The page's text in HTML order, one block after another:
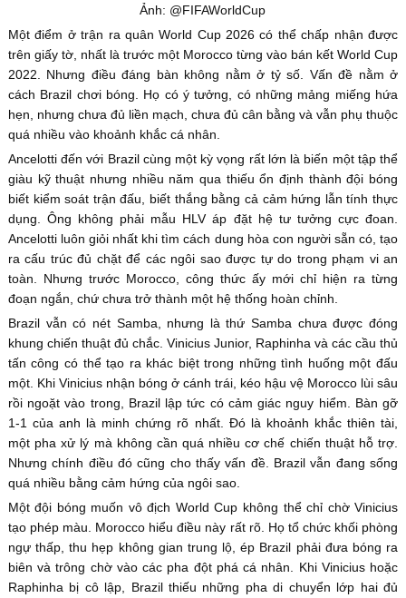
Ảnh: @FIFAWorldCup
Một điểm ở trận ra quân World Cup 2026 có thể chấp nhận được
trên giấy tờ, nhất là trước một Morocco từng vào bán kết World Cup
2022. Nhưng điều đáng bàn không nằm ở tỷ số. Vấn đề nằm ở
cách Brazil chơi bóng. Họ có ý tưởng, có những mảng miếng hứa
hẹn, nhưng chưa đủ liền mạch, chưa đủ cân bằng và vẫn phụ thuộc
quá nhiều vào khoảnh khắc cá nhân.
Ancelotti đến với Brazil cùng một kỳ vọng rất lớn là biến một tập thể
giàu kỹ thuật nhưng nhiều năm qua thiếu ổn định thành đội bóng
biết kiểm soát trận đấu, biết thắng bằng cả cảm hứng lẫn tính thực
dụng. Ông không phải mẫu HLV áp đặt hệ tư tưởng cực đoan.
Ancelotti luôn giỏi nhất khi tìm cách dung hòa con người sẵn có, tạo
ra cấu trúc đủ chặt để các ngôi sao được tự do trong phạm vi an
toàn. Nhưng trước Morocco, công thức ấy mới chỉ hiện ra từng
đoạn ngắn, chứ chưa trở thành một hệ thống hoàn chỉnh.
Brazil vẫn có nét Samba, nhưng là thứ Samba chưa được đóng
khung chiến thuật đủ chắc. Vinicius Junior, Raphinha và các cầu thủ
tấn công có thể tạo ra khác biệt trong những tình huống một đấu
một. Khi Vinicius nhận bóng ở cánh trái, kéo hậu vệ Morocco lùi sâu
rồi ngoặt vào trong, Brazil lập tức có cảm giác nguy hiểm. Bàn gỡ
1-1 của anh là minh chứng rõ nhất. Đó là khoảnh khắc thiên tài,
một pha xử lý mà không cần quá nhiều cơ chế chiến thuật hỗ trợ.
Nhưng chính điều đó cũng cho thấy vấn đề. Brazil vẫn đang sống
quá nhiều bằng cảm hứng của ngôi sao.
Một đội bóng muốn vô địch World Cup không thể chỉ chờ Vinicius
tạo phép màu. Morocco hiểu điều này rất rõ. Họ tổ chức khối phòng
ngự thấp, thu hẹp không gian trung lộ, ép Brazil phải đưa bóng ra
biên và trông chờ vào các pha đột phá cá nhân. Khi Vinicius hoặc
Raphinha bị cô lập, Brazil thiếu những pha di chuyển lớp hai đủ